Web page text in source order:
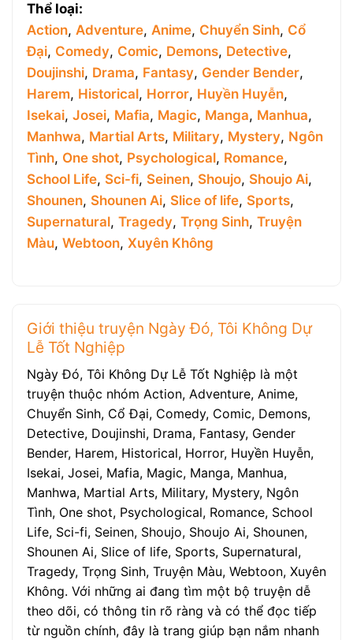
Thể loại:
Action, Adventure, Anime, Chuyển Sinh, Cổ
Đại, Comedy, Comic, Demons, Detective,
Doujinshi, Drama, Fantasy, Gender Bender,
Harem, Historical, Horror, Huyền Huyễn,
Isekai, Josei, Mafia, Magic, Manga, Manhua,
Manhwa, Martial Arts, Military, Mystery, Ngôn
Tình, One shot, Psychological, Romance,
School Life, Sci-fi, Seinen, Shoujo, Shoujo Ai,
Shounen, Shounen Ai, Slice of life, Sports,
Supernatural, Tragedy, Trọng Sinh, Truyện
Màu, Webtoon, Xuyên Không
Giới thiệu truyện Ngày Đó, Tôi Không Dự
Lễ Tốt Nghiệp
Ngày Đó, Tôi Không Dự Lễ Tốt Nghiệp là một
truyện thuộc nhóm Action, Adventure, Anime,
Chuyển Sinh, Cổ Đại, Comedy, Comic, Demons,
Detective, Doujinshi, Drama, Fantasy, Gender
Bender, Harem, Historical, Horror, Huyền Huyễn,
Isekai, Josei, Mafia, Magic, Manga, Manhua,
Manhwa, Martial Arts, Military, Mystery, Ngôn
Tình, One shot, Psychological, Romance, School
Life, Sci-fi, Seinen, Shoujo, Shoujo Ai, Shounen,
Shounen Ai, Slice of life, Sports, Supernatural,
Tragedy, Trọng Sinh, Truyện Màu, Webtoon, Xuyên
Không. Với những ai đang tìm một bộ truyện dễ
theo dõi, có thông tin rõ ràng và có thể đọc tiếp
từ nguồn chính, đây là trang giúp bạn nắm nhanh